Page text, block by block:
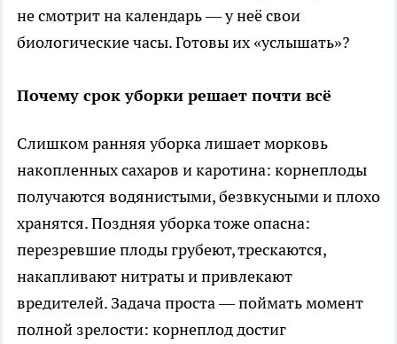
не смотрит на календарь — у неё свои
биологические часы. Готовы их «услышать»?
Почему срок уборки решает почти всё
Слишком ранняя уборка лишает морковь
накопленных сахаров и каротина: корнеплоды
получаются водянистыми, безвкусными и плохо
хранятся. Поздняя уборка тоже опасна:
перезревшие плоды грубеют, трескаются,
накапливают нитраты и привлекают
вредителей. Задача проста — поймать момент
полной зрелости: корнеплод достиг